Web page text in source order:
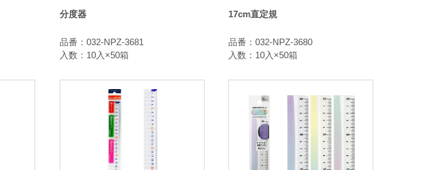
分度器
品番：032-NPZ-3681
入数：10入×50箱
17cm直定規
品番：032-NPZ-3680
入数：10入×50箱